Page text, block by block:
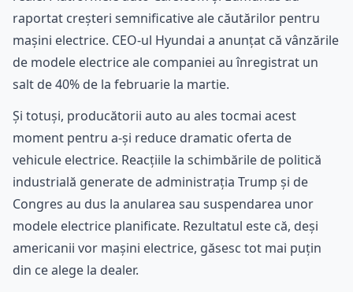
raportat creșteri semnificative ale căutărilor pentru
mașini electrice. CEO-ul Hyundai a anunțat că vânzările
de modele electrice ale companiei au înregistrat un
salt de 40% de la februarie la martie.
Și totuși, producătorii auto au ales tocmai acest
moment pentru a-și reduce dramatic oferta de
vehicule electrice. Reacțiile la schimbările de politică
industrială generate de administrația Trump și de
Congres au dus la anularea sau suspendarea unor
modele electrice planificate. Rezultatul este că, deși
americanii vor mașini electrice, găsesc tot mai puțin
din ce alege la dealer.